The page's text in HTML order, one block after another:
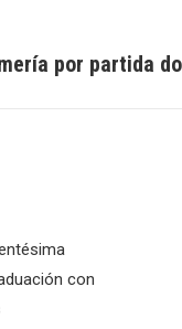
por partida
con